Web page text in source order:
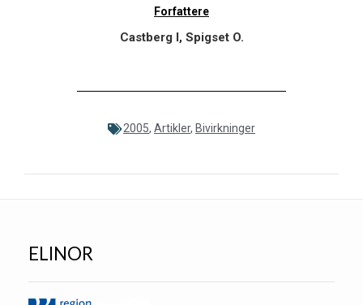
Forfattere
Castberg I, Spigset O.
2005, Artikler, Bivirkninger
ELINOR